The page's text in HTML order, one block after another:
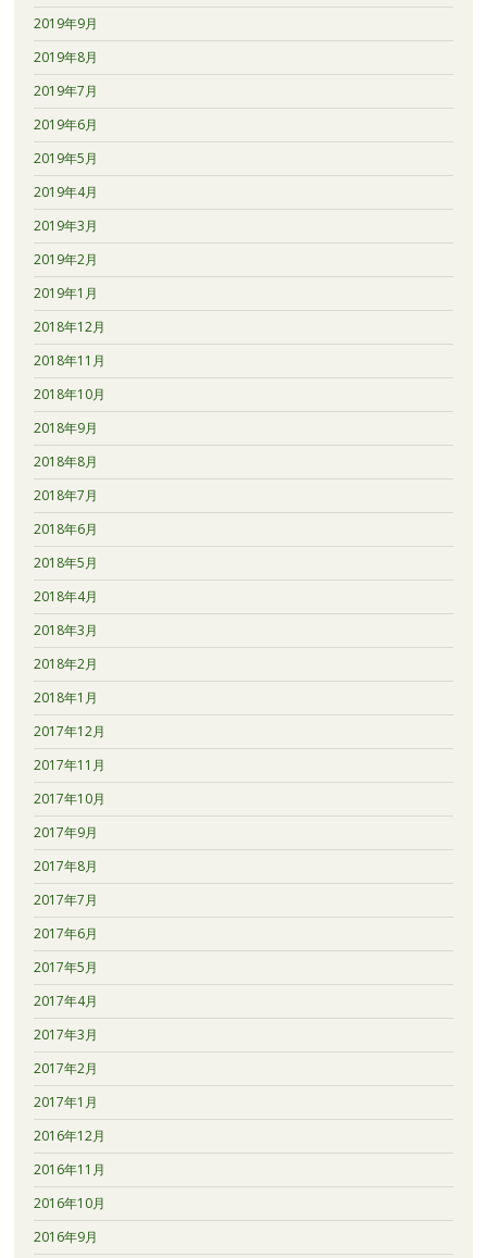
2019年9月
2019年8月
2019年7月
2019年6月
2019年5月
2019年4月
2019年3月
2019年2月
2019年1月
2018年12月
2018年11月
2018年10月
2018年9月
2018年8月
2018年7月
2018年6月
2018年5月
2018年4月
2018年3月
2018年2月
2018年1月
2017年12月
2017年11月
2017年10月
2017年9月
2017年8月
2017年7月
2017年6月
2017年5月
2017年4月
2017年3月
2017年2月
2017年1月
2016年12月
2016年11月
2016年10月
2016年9月